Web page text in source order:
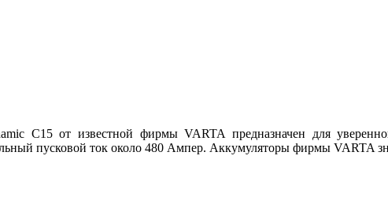
C15 от известной фирмы VARTA предназначен для
пусковой ток около 480 Ампер. Аккумуляторы фирмы VARTA